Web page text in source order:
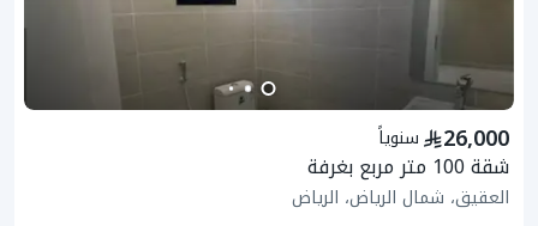
سنوياً 26,000
شقة 100 متر مربع بغرفة
العقيق، شمال الرياض، الرياض